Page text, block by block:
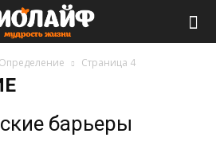
Определение Страница 4
барьеры